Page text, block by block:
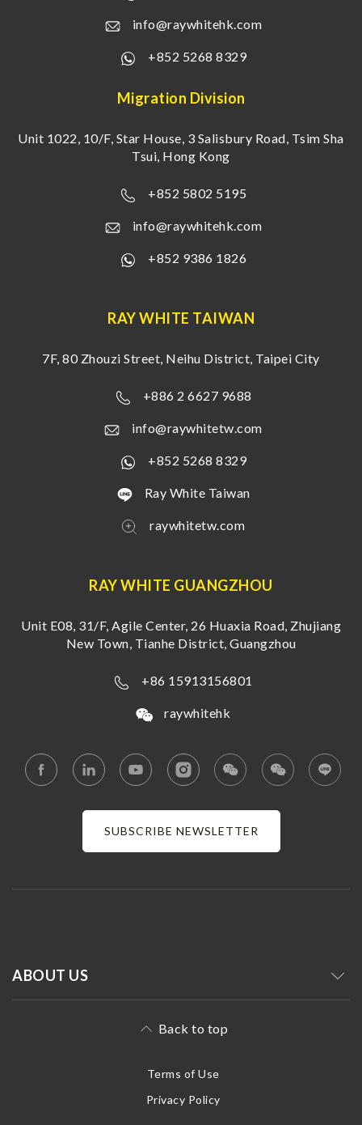
info@raywhitehk.com
+852 5268 8329
Migration Division
Unit 1022, 10/F, Star House, 3 Salisbury Road, Tsim Sha
Tsui, Hong Kong
+852 5802 5195
info@raywhitehk.com
+852 9386 1826
RAY WHITE TAIWAN
7F, 80 Zhouzi Street, Neihu District, Taipei City
+886 2 6627 9688
info@raywhitetw.com
+852 5268 8329
Ray White Taiwan
raywhitetw.com
RAY WHITE GUANGZHOU
Unit E08, 31/F, Agile Center, 26 Huaxia Road, Zhujiang
New Town, Tianhe District, Guangzhou
+86 15913156801
raywhitehk
SUBSCRIBE NEWSLETTER
ABOUT US
Back to top
Terms of Use
Privacy Policy